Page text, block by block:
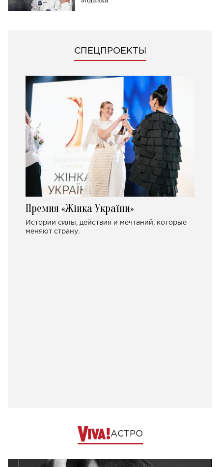
СПЕЦПРОЕКТЫ
Премия «Жінка України»
Истории силы, действия и мечтаний, которые
меняют страну.
АСТРО